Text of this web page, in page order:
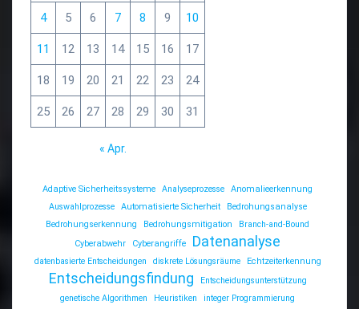
4 5 6 7 8 9 10
11 12 13 14 15 16 17
18 19 20 21 22 23 24
25 26 27 28 29 30 31
« Apr.
Adaptive Sicherheitssysteme Analyseprozesse
Anomalieerkennung
Auswahlprozesse
Automatisierte Sicherheit
Bedrohungsanalyse
Bedrohungserkennung
Bedrohungsmitigation
Branch-and-Bound
Cyberabwehr
Cyberangriffe Datenanalyse
datenbasierte Entscheidungen diskrete Lösungsräume Echtzeiterkennung
Entscheidungsfindung
Entscheidungsunterstützung
genetische Algorithmen
Heuristiken
integer Programmierung